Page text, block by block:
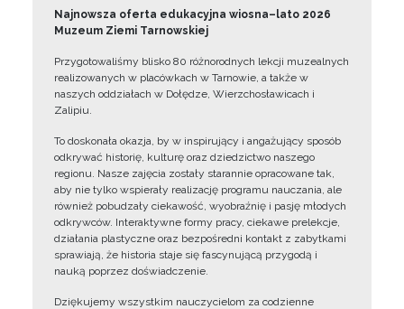
Najnowsza oferta edukacyjna wiosna–lato 2026
Muzeum Ziemi Tarnowskiej
Przygotowaliśmy blisko 80 różnorodnych lekcji muzealnych
realizowanych w placówkach w Tarnowie, a także w
naszych oddziałach w Dołędze, Wierzchosławicach i
Zalipiu.
To doskonała okazja, by w inspirujący i angażujący sposób
odkrywać historię, kulturę oraz dziedzictwo naszego
regionu. Nasze zajęcia zostały starannie opracowane tak,
aby nie tylko wspierały realizację programu nauczania, ale
również pobudzały ciekawość, wyobraźnię i pasję młodych
odkrywców. Interaktywne formy pracy, ciekawe prelekcje,
działania plastyczne oraz bezpośredni kontakt z zabytkami
sprawiają, że historia staje się fascynującą przygodą i
nauką poprzez doświadczenie.
Dziękujemy wszystkim nauczycielom za codzienne